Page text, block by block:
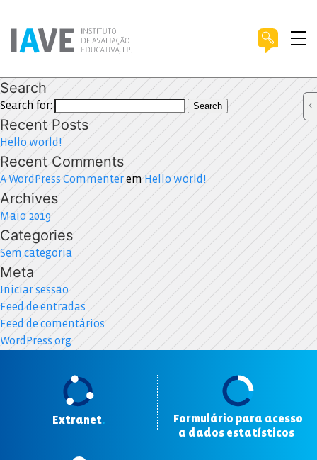
Search
Search for: Search
Recent Posts
Hello world!
Recent Comments
A WordPress Commenterem Hello world!
Archives
Maio 2019
Categories
Sem categoria
Meta
Iniciar sessão
Feed de entradas
Feed de comentários
WordPress.org
Extranet.
Formulário para acesso
a dados estatísticos